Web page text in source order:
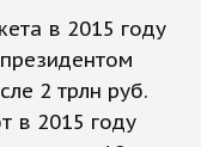
в 2015 году
2 трлн руб.
в 2015 году